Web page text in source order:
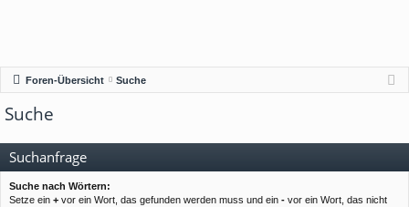
Foren-Übersicht Suche
Suche
Suchanfrage
Suche nach Wörtern:
Setze ein + vor ein Wort, das gefunden werden muss und ein - vor ein Wort, das nicht